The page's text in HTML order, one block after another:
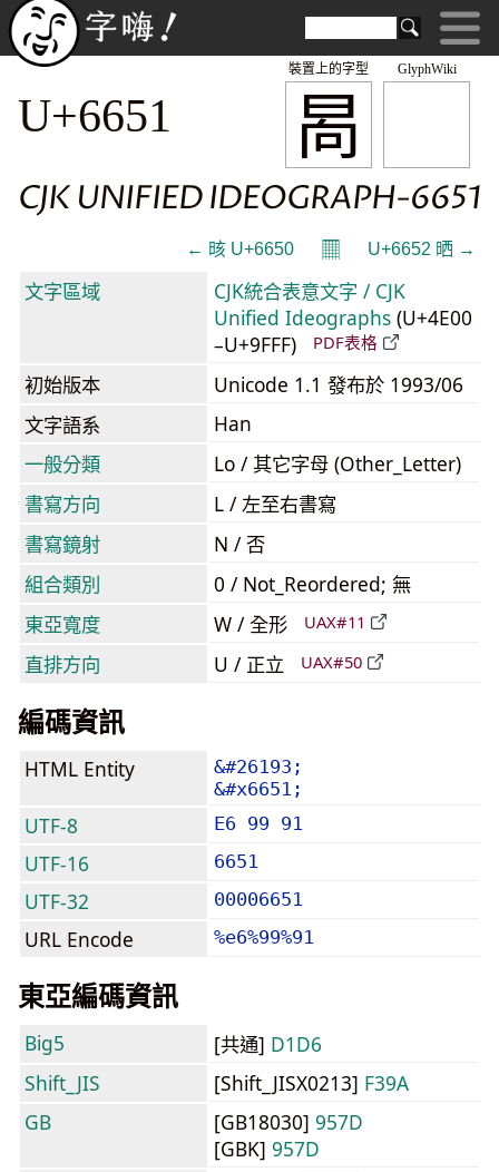
GlyphWiki
晑
裝置上的字型
U+6651
CJK UNIFIED IDEOGRAPH-6651
← 晐 U+6650 𝄜 U+6652 晒 →
文字區域
CJK統合表意文字 / CJK
Unified Ideographs (U+4E00
–U+9FFF)
PDF表格
初始版本
Unicode 1.1 發布於 1993/06
文字語系
Han
一般分類
Lo / 其它字母 (Other_Letter)
書寫方向
L / 左至右書寫
書寫鏡射
N / 否
組合類別
0 / Not_Reordered; 無
東亞寬度
W / 全形 UAX#11
直排方向 U / 正立 UAX#50
編碼資訊
HTML Entity
&#26193;
&#x6651;
UTF-8 E6 99 91
UTF-16 6651
UTF-32 00006651
URL Encode %e6%99%91
東亞編碼資訊
Big5 [共通] D1D6
Shift_JIS
[Shift_JISX0213] F39A
GB
[GB18030] 957D
[GBK] 957D